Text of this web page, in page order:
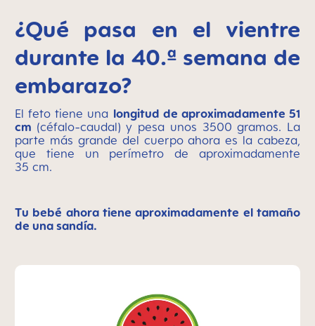
¿Qué pasa en el vientre
durante la 40.ª semana de
embarazo?
El feto tiene una longitud de aproximadamente 51
cm (céfalo-caudal) y pesa unos 3500 gramos. La
parte más grande del cuerpo ahora es la cabeza,
que tiene un perímetro de aproximadamente
35 cm.
Tu bebé ahora tiene aproximadamente el tamaño
de una sandía.